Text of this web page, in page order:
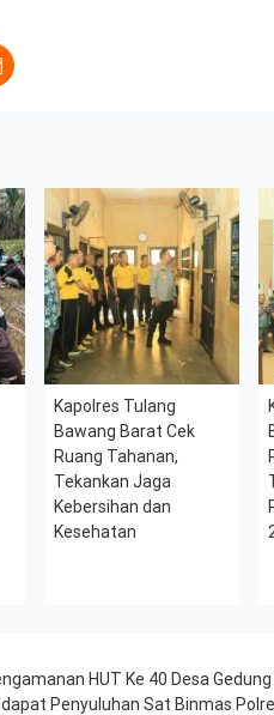
Kapolres Tulang
Bawang Barat Cek
Ruang Tahanan,
Tekankan Jaga
Kebersihan dan
Kesehatan
HUT Ke 40 Desa Gedung
Penyuluhan Sat Binmas